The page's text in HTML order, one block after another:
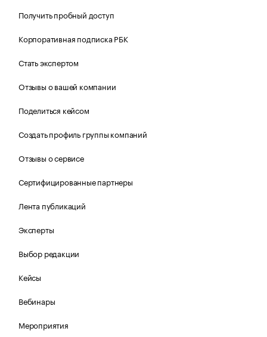
Получить пробный доступ
Корпоративная подписка РБК
Стать экспертом
Отзывы о вашей компании
Поделиться кейсом
Создать профиль группы компаний
Отзывы о сервисе
Сертифицированные партнеры
Лента публикаций
Эксперты
Выбор редакции
Кейсы
Вебинары
Мероприятия